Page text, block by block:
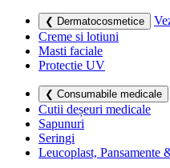
❮ Dermatocosmetice
Creme si lotiuni
Masti faciale
Protectie UV
❮ Consumabile medicale
Cutii deșeuri medicale
Sapunuri
Seringi
Leucoplast, Pansamente